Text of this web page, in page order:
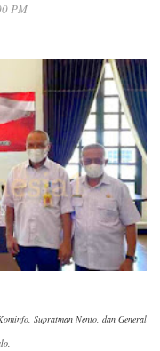
PM
Supratman Nento, dan General